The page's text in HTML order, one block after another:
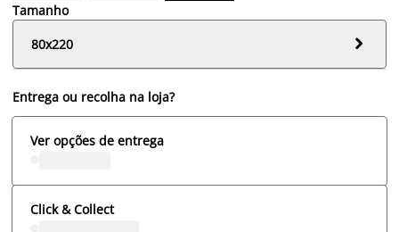
Tamanho
80x220

Entrega ou recolha na loja?
Ver opções de entrega
Click & Collect